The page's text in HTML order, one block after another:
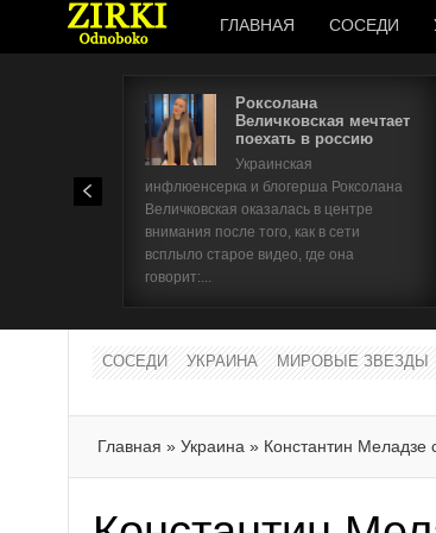
ГЛАВНАЯ СОСЕДИ
Роксолана
Величковская мечтает
поехать в россию
Украинская
инфлюенсерка и блогерша Роксолана
Величковская оказалась в центре
внимания после того, как в сети
всплыло старое видео, где она
говорит:...
СОСЕДИ УКРАИНА МИРОВЫЕ ЗВЕЗДЫ
Главная » Украина » Константин Меладзе